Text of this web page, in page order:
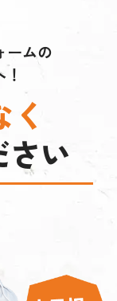
ームの
さい